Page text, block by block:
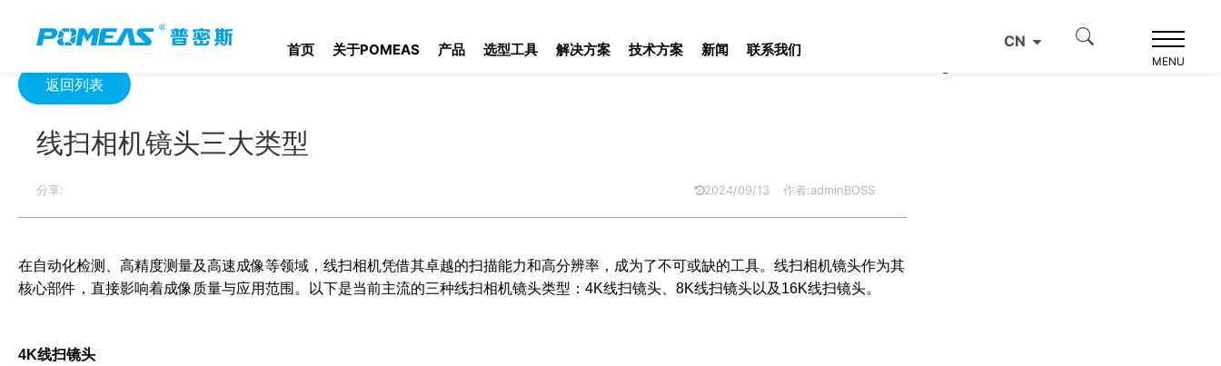
首页 关于POMEAS 产品 选型工具 解决方案 技术方案 新闻 联系我们 CN
MENU
返回列表
线扫相机镜头三大类型
分享: 2024/09/13 作者:adminBOSS
在自动化检测、高精度测量及高速成像等领域，线扫相机凭借其卓越的扫描能力和高分辨率，成为了不可或缺的工具。线扫相机镜头作为其
核心部件，直接影响着成像质量与应用范围。以下是当前主流的三种线扫相机镜头类型：4K线扫镜头、8K线扫镜头以及16K线扫镜头。
4K线扫镜头